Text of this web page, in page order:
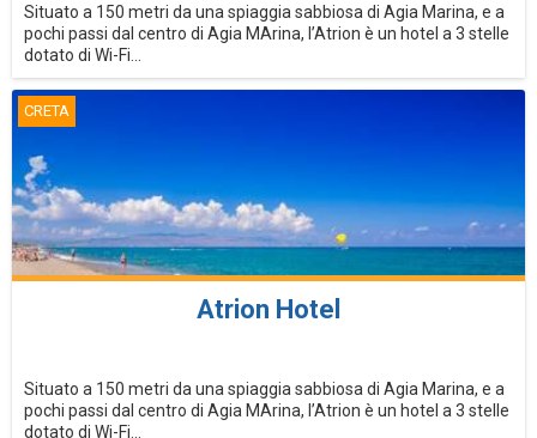
Situato a 150 metri da una spiaggia sabbiosa di Agia Marina, e a
pochi passi dal centro di Agia MArina, l’Atrion è un hotel a 3 stelle
dotato di Wi-Fi...
CRETA
Atrion Hotel
Situato a 150 metri da una spiaggia sabbiosa di Agia Marina, e a
pochi passi dal centro di Agia MArina, l’Atrion è un hotel a 3 stelle
dotato di Wi-Fi...